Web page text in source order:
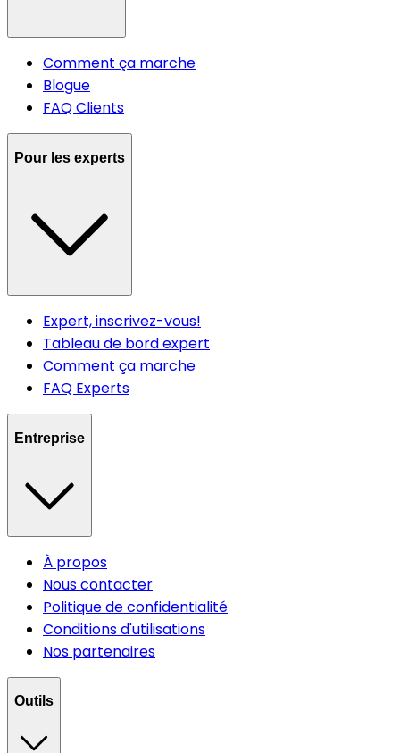
Comment ça marche
Blogue
FAQ Clients
Pour les experts
Expert, inscrivez-vous!
Tableau de bord expert
Comment ça marche
FAQ Experts
Entreprise
À propos
Nous contacter
Politique de confidentialité
Conditions d'utilisations
Nos partenaires
Outils